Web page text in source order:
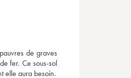
de graves
fer. Ce sous-sol